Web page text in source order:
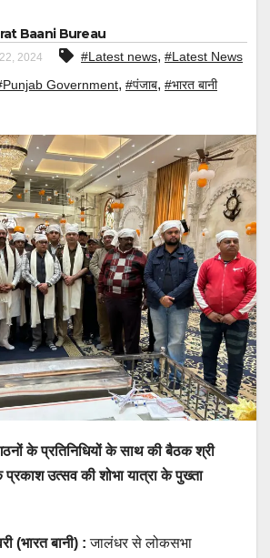
Baani Bureau
2024 #Latest news, #Latest News
Government, #पंजाब, #भारत बानी
के प्रतिनिधियों के साथ की बैठक श्री
प्रकाश उत्सव की शोभा यात्रा के पुख्ता
(भारत बानी) : जालंधर से लोकसभा